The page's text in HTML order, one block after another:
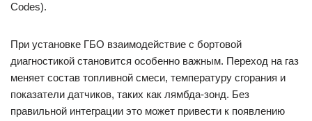
Codes).
При установке ГБО взаимодействие с бортовой
диагностикой становится особенно важным. Переход на газ
меняет состав топливной смеси, температуру сгорания и
показатели датчиков, таких как лямбда-зонд. Без
правильной интеграции это может привести к появлению